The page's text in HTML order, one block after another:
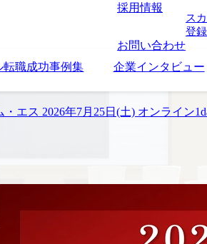
採用情報
お問い合わせ
ス
登
転職成功事例集 企業インタビュー
エス 2026年7月25日(土) オンライン